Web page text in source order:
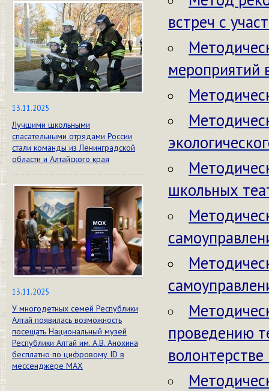
13.11.2025
Лучшими школьными
спасательными отрядами России
стали команды из Ленинградской
области и Алтайского края
13.11.2025
У многодетных семей Республики
Алтай появилась возможность
посещать Национальный музей
Республики Алтай им. А.В. Анохина
бесплатно по цифровому ID в
мессенджере МАХ
встреч с
мероприятий
школьных
проведению